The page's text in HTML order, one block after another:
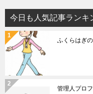
今日も人気記事ランキ
ふくらはぎ
管理人プロ